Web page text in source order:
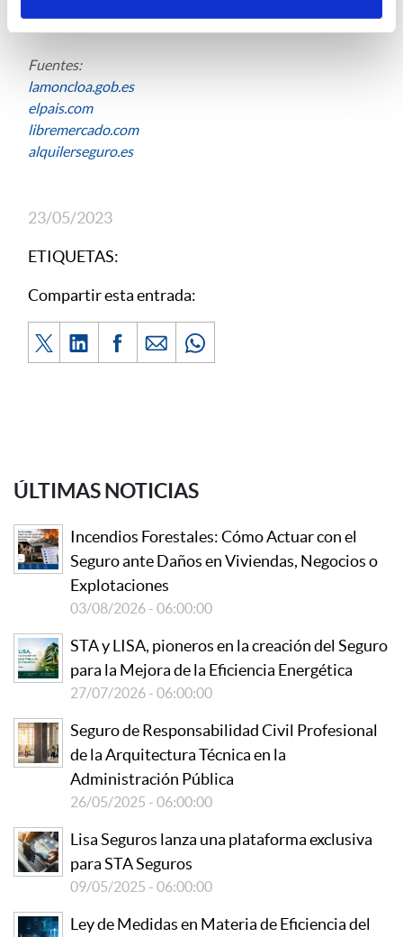
Fuentes:
lamoncloa.gob.es
elpais.com
libremercado.com
alquilerseguro.es
23/05/2023
ETIQUETAS:
Compartir esta entrada:
ÚLTIMAS NOTICIAS
Incendios Forestales: Cómo Actuar con el
Seguro ante Daños en Viviendas, Negocios o
Explotaciones
03/08/2026 - 06:00:00
STA y LISA, pioneros en la creación del Seguro
para la Mejora de la Eficiencia Energética
27/07/2026 - 06:00:00
Seguro de Responsabilidad Civil Profesional
de la Arquitectura Técnica en la
Administración Pública
26/05/2025 - 06:00:00
Lisa Seguros lanza una plataforma exclusiva
para STA Seguros
09/05/2025 - 06:00:00
Ley de Medidas en Materia de Eficiencia del